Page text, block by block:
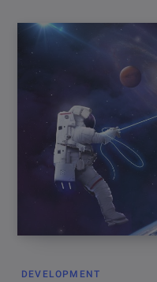
DEVELOPMENT